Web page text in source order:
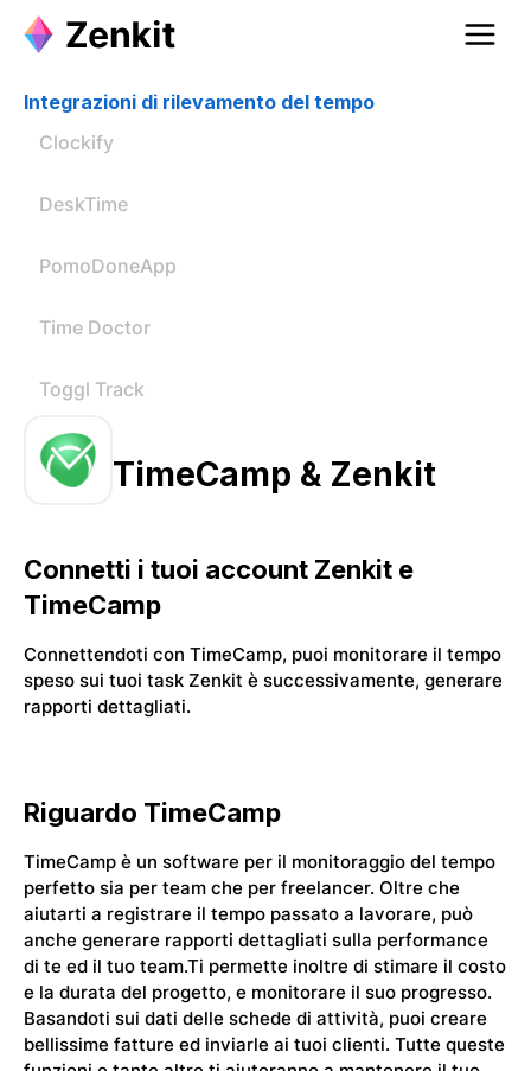
Integrazioni di rilevamento del tempo
Clockify
DeskTime
PomoDoneApp
Time Doctor
Toggl Track
TimeCamp & Zenkit
Connetti i tuoi account Zenkit e
TimeCamp
Connettendoti con TimeCamp, puoi monitorare il tempo
speso sui tuoi task Zenkit è successivamente, generare
rapporti dettagliati.
Riguardo TimeCamp
TimeCamp è un software per il monitoraggio del tempo
perfetto sia per team che per freelancer. Oltre che
aiutarti a registrare il tempo passato a lavorare, può
anche generare rapporti dettagliati sulla performance
di te ed il tuo team.Ti permette inoltre di stimare il costo
e la durata del progetto, e monitorare il suo progresso.
Basandoti sui dati delle schede di attività, puoi creare
bellissime fatture ed inviarle ai tuoi clienti. Tutte queste